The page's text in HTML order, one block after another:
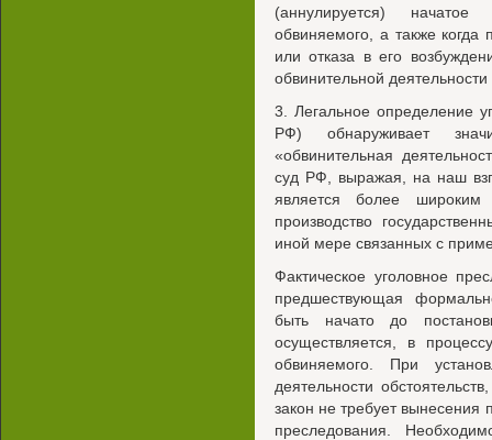
(аннулируется) начатое
обвиняемого, а также когда
или отказа в его
обвинительной
3. Легальное определение
РФ) обнаруживает
«обвинительная
суд РФ, выражая, на наш
является более
производство
иной мере связанных с
Фактическое уголовное
предшествующая
быть начато до
осуществляется, в
обвиняемого. При
деятельности
закон не требует вынесения
преследования.